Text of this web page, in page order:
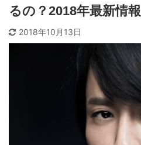
るの？2018年最新情報
2018年10月13日